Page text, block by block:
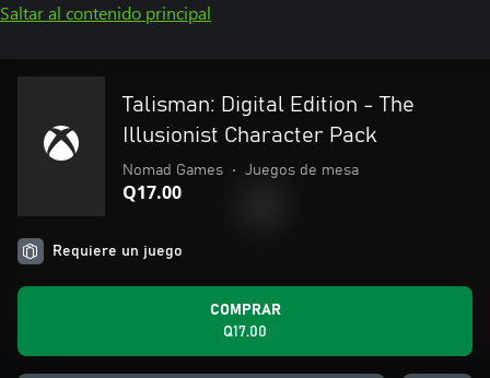
Saltar al contenido principal
Talisman: Digital Edition - The
Illusionist Character Pack
Nomad Games • Juegos de mesa
Q17.00
Requiere un juego
COMPRAR
Q17.00